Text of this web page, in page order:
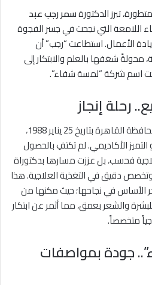
تبرز الدكتورةسمر رجب عبد
اللامعة التي نجحت في جسر الفجوة
الأعمال. استطاعت “رجب” أن
شغفها بالعلم والابتكار إلى
اسم شركة “لمسة شفاء”.
رحلة إنجاز
ولدت الدكتورة سمر رجب في محافظة القاهرة بتاريخ 25 يناير 1988،
الأكاديمي. لم تكتفِ بالحصول
فحسب، بل عززت مسارها بدكتوراة
وتخصص دقيق في التغذية العلاجية. هذا
الأساس في نجاحها؛ حيث مكنها من
والشعر بعمق، مما أثمر عن ابتكار
جودة بمواصفات